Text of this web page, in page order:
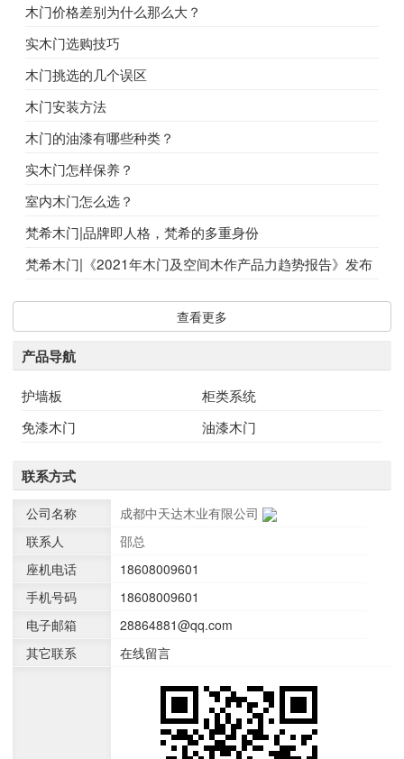
木门价格差别为什么那么大？
实木门选购技巧
木门挑选的几个误区
木门安装方法
木门的油漆有哪些种类？
实木门怎样保养？
室内木门怎么选？
梵希木门|品牌即人格，梵希的多重身份
梵希木门|《2021年木门及空间木作产品力趋势报告》发布
查看更多
产品导航
护墙板
柜类系统
免漆木门
油漆木门
联系方式
公司名称
成都中天达木业有限公司
联系人
邵总
座机电话
18608009601
手机号码
18608009601
电子邮箱
28864881@qq.com
其它联系
在线留言